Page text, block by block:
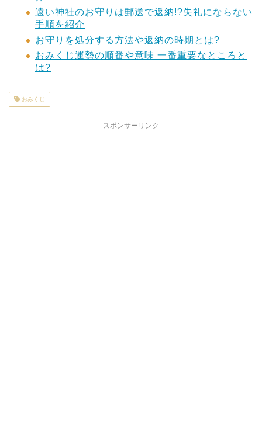
遠い神社のお守りは郵送で返納!?失礼にならない
手順を紹介
お守りを処分する方法や返納の時期とは?
おみくじ運勢の順番や意味 一番重要なところと
は?
おみくじ
スポンサーリンク